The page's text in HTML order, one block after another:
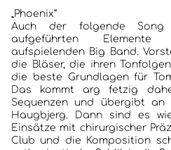
ALBEN
JAZZCLUBS
PORTRAITS
ANKÜNDIGUNGEN
„Phoenix“
Auch der folgende
aufgeführten Elemente
aufspielenden Big Band.
die Bläser, die ihren
die beste Grundlagen für
Das kommt arg fetzig
Sequenzen und übergibt
Haugbjerg. Dann sind es
Einsätze mit chirurgischer
Club und die Komposition